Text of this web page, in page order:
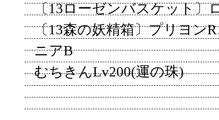
〔13ローゼンバスケット〕
〔13森の妖精箱〕プリヨン
ニアB
むちきんLv200(運の珠)